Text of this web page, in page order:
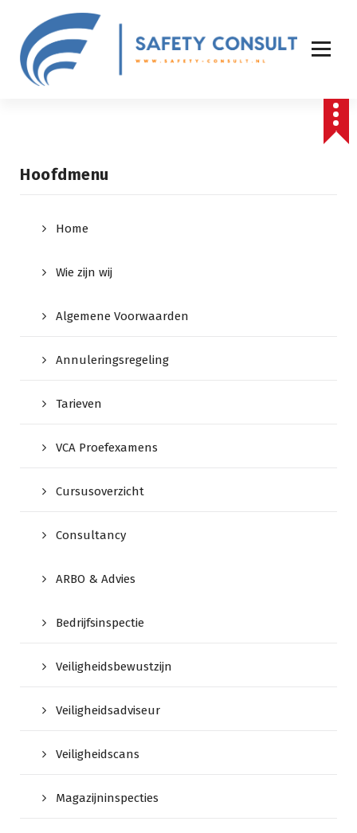
Hoofdmenu
Home
Wie zijn wij
Algemene Voorwaarden
Annuleringsregeling
Tarieven
VCA Proefexamens
Cursusoverzicht
Consultancy
ARBO & Advies
Bedrijfsinspectie
Veiligheidsbewustzijn
Veiligheidsadviseur
Veiligheidscans
Magazijninspecties